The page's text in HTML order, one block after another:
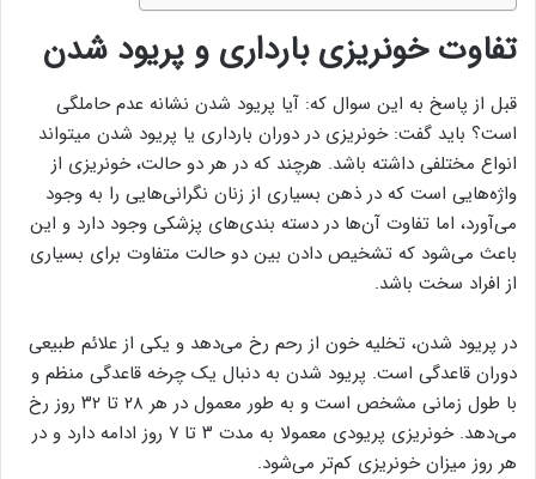
تفاوت خونریزی بارداری و پریود شدن
قبل از پاسخ به این سوال که: آیا پریود شدن نشانه عدم حاملگی
است؟ باید گفت: خونریزی در دوران بارداری یا پریود شدن میتواند
انواع مختلفی داشته باشد. هرچند که در هر دو حالت، خونریزی از
واژه‌هایی است که در ذهن بسیاری از زنان نگرانی‌هایی را به وجود
می‌آورد، اما تفاوت آن‌ها در دسته بندی‌های پزشکی وجود دارد و این
باعث می‌شود که تشخیص دادن بین دو حالت متفاوت برای بسیاری
از افراد سخت باشد.
در پریود شدن، تخلیه خون از رحم رخ می‌دهد و یکی از علائم طبیعی
دوران قاعدگی است. پریود شدن به دنبال یک چرخه قاعدگی منظم و
با طول زمانی مشخص است و به طور معمول در هر ۲۸ تا ۳۲ روز رخ
می‌دهد. خونریزی پریودی معمولا به مدت ۳ تا ۷ روز ادامه دارد و در
هر روز میزان خونریزی کم‌تر می‌شود.